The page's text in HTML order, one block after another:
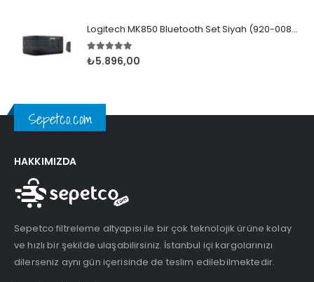
Logitech MK850 Bluetooth Set Siyah (920-008230)
5.005 üzerinden
₺5.896,00
Sepetco.com
HAKKIMIZDA
Sepetco filtreleme altyapısı ile bir çok teknolojik ürüne kolay
ve hızlı bir şekilde ulaşabilirsiniz. İstanbul içi kargolarınızı
dilerseniz aynı gün içerisinde de teslim edilebilmektedir.